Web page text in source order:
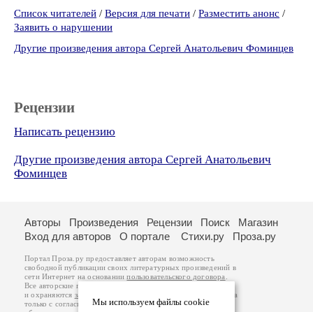
Список читателей / Версия для печати / Разместить анонс /
Заявить о нарушении
Другие произведения автора Сергей Анатольевич Фоминцев
Рецензии
Написать рецензию
Другие произведения автора Сергей Анатольевич
Фоминцев
Мы используем файлы cookie
Авторы Произведения Рецензии Поиск
Магазин
Вход для авторов
О портале Стихи.ру Проза.ру
Портал Проза.ру предоставляет авторам возможность
свободной публикации своих литературных произведений в
сети Интернет на основаниипользовательского договора
Все авторские права на произведения принадлежат авторам
и охраняются законом
. Перепечатка произведений возможна
только с согласия его автора, к которому вы можете